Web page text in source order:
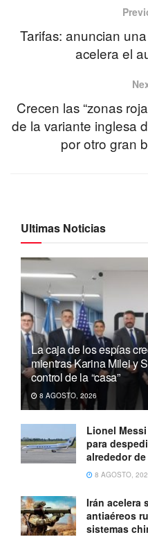
Tarifas: anuncian
acelera el
Crecen las “zonas
de la variante inglesa
por otro gran
Ultimas Noticias
La caja de los espías
mientras Karina Milei y
control de la “casa”
8 AGOSTO, 2026
Lionel
para
alrededor
8 AGOSTO,
Irán acelera
antiaéreos
sistemas